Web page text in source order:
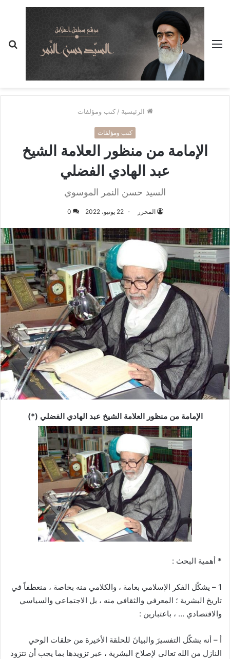
القائمة
الرئيسية / كتب ومؤلفات
كتب ومؤلفات
الإمامة من منظور العلامة الشيخ
عبد الهادي الفضلي
السيد حسن النمر الموسوي
المحرر 22 يونيو، 2022 0
الإمامةمن منظور العلامة الشيخ عبد الهادي الفضلي (*)
* أهمية البحث :
1 – يشكّل الفكر الإسلامي بعامة ، والكلامي منه بخاصة ، منعطفاً في
تاريخ البشرية ؛ المعرفي والثقافي منه ، بل الاجتماعي والسياسي
والاقتصادي … ، باعتبارين :
أ – أنه يشكّل التفسيرَ والبيانَ للحلقة الأخيرة من حلقات الوحي
النازل من الله تعالى لإصلاح البشرية ، عبر تزويدها بما يجب أن تتزود